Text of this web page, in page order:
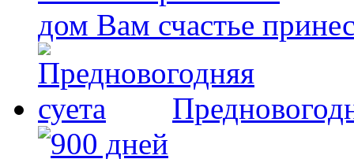
дом Вам счастье